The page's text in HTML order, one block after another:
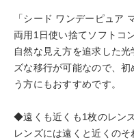
「シード ワンデーピュア
両用1日使い捨てソフトコ
自然な見え方を追求した
ズな移行が可能なので、
う方にもおすすめです。
◆遠くも近くも1枚のレン
レンズには遠くと近くの